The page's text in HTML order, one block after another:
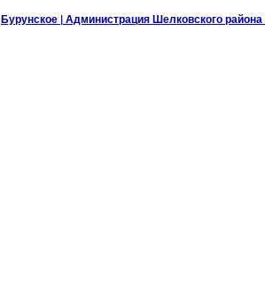
Бурунское | Администрация Шелковского